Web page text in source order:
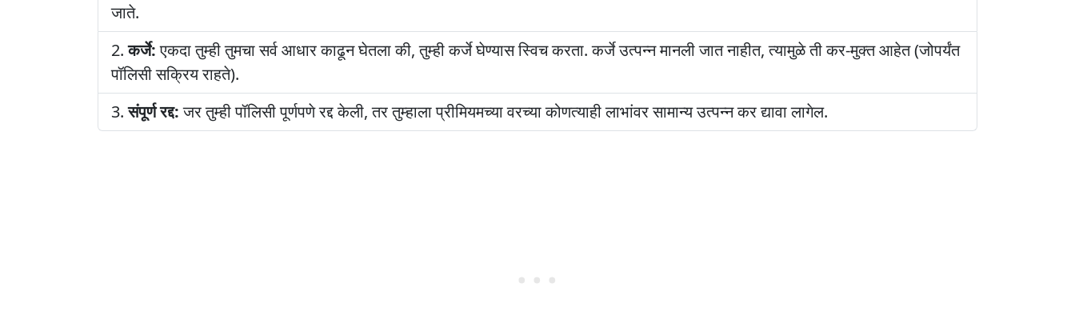
जाते.
कर्जे:एकदा तुम्ही तुमचा सर्व आधार काढून घेतला की, तुम्ही कर्जे घेण्यास स्विच करता. कर्जे उत्पन्न मानली जात नाहीत, त्यामुळे ती कर-मुक्त आहेत (जोपर्यंत
पॉलिसी सक्रिय राहते).
संपूर्ण रद्द:जर तुम्ही पॉलिसी पूर्णपणे रद्द केली, तर तुम्हाला प्रीमियमच्या वरच्या कोणत्याही लाभांवर सामान्य उत्पन्न कर द्यावा लागेल.